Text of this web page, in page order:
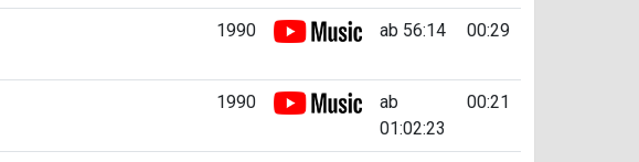
1990 ab 56:14 00:29
1990
ab
01:02:23
00:21